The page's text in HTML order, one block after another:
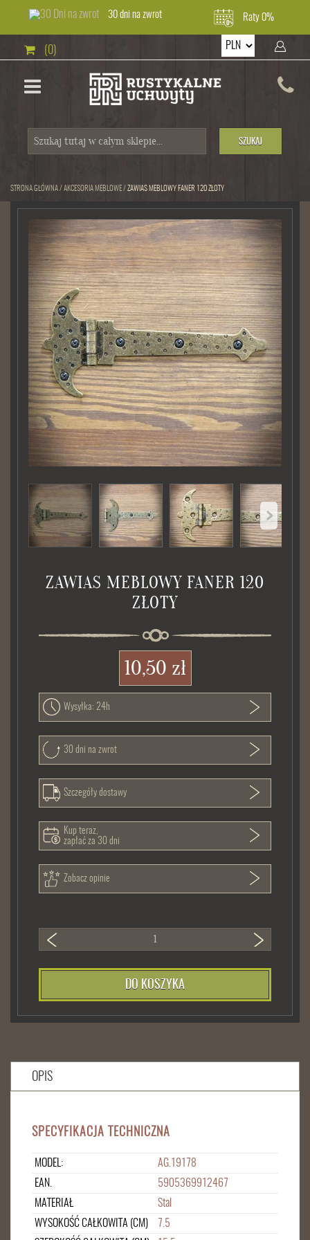
30 dni na zwrot Raty 0%
(0)
SZUKAJ
STRONA GŁÓWNA/ AKCESORIA MEBLOWE/ ZAWIAS MEBLOWY FANER 120 ZŁOTY
ZAWIAS MEBLOWY FANER 120
ZŁOTY
10,50 zł
Wysyłka: 24h
30 dni na zwrot
Szczegóły dostawy
Kup teraz,
zapłać za 30 dni
Zobacz opinie
DO KOSZYKA
OPIS
SPECYFIKACJA TECHNICZNA
MODEL:
AG.19178
EAN.
5905369912467
MATERIAŁ
Stal
WYSOKOŚĆ CAŁKOWITA (CM)
7.5